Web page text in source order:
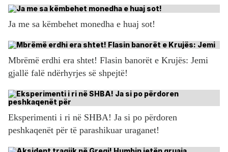
Ja me sa këmbehet monedha e huaj sot!
Mbrëmë erdhi era shtet! Flasin banorët e Krujës: Jemi
gjallë falë ndërhyrjes së shpejtë!
Eksperimenti i ri në SHBA! Ja si po përdoren
peshkaqenët për të parashikuar uraganet!